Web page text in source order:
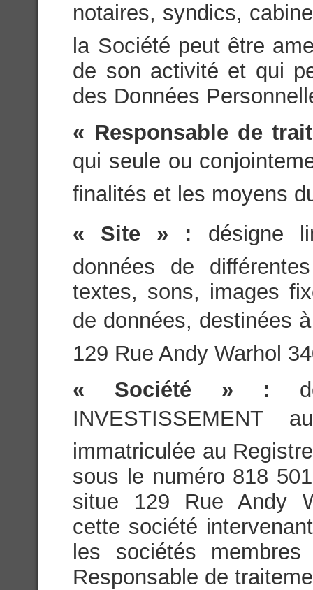
notaires, syndics,
la Société peut être
de son activité et qui
des Données
« Responsable de
qui seule ou
finalités et les moyens
« Site » : désigne
données de
textes, sons, images
de données, destinées
129 Rue Andy Warhol
« Société » :
INVESTISSEMENT
immatriculée au
sous le numéro 818
situe 129 Rue Andy
cette société
les sociétés
Responsable de